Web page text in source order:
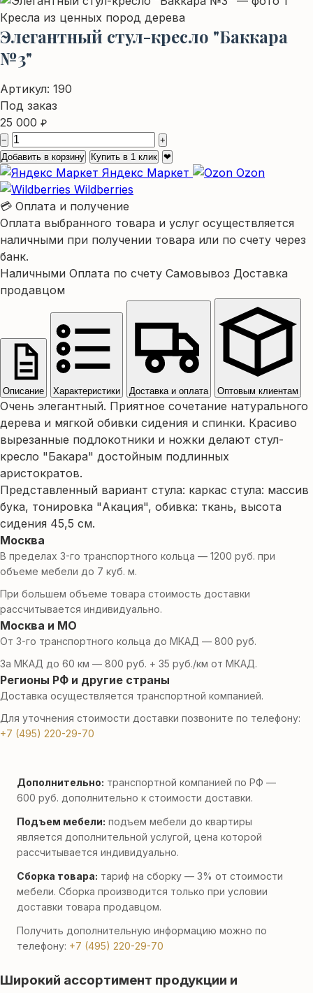
Кресла из ценных пород дерева
Элегантный стул-кресло "Баккара
№3"
Артикул: 190
Под заказ
25 000 ₽
−
+
Добавить в корзину
Купить в 1 клик ❤
Яндекс Маркет
Ozon
Wildberries
💳 Оплата и получение
Оплата выбранного товара и услуг осуществляется
наличными при получении товара или по счету через
банк.
Наличными Оплата по счету Самовывоз Доставка
продавцом
Описание Характеристики Доставка и оплата Оптовым клиентам
Очень элегантный. Приятное сочетание натурального
дерева и мягкой обивки сидения и спинки. Красиво
вырезанные подлокотники и ножки делают стул-
кресло "Бакара" достойным подлинных
аристократов.
Представленный вариант стула: каркас стула: массив
бука, тонировка "Акация", обивка: ткань, высота
сидения 45,5 см.
Москва
В пределах 3-го транспортного кольца — 1200 руб. при
объеме мебели до 7 куб. м.
При большем объеме товара стоимость доставки
рассчитывается индивидуально.
Москва и МО
От 3-го транспортного кольца до МКАД — 800 руб.
За МКАД до 60 км — 800 руб. + 35 руб./км от МКАД.
Регионы РФ и другие страны
Доставка осуществляется транспортной компанией.
Для уточнения стоимости доставки позвоните по телефону:
+7 (495) 220-29-70
Дополнительно: транспортной компанией по РФ —
600 руб. дополнительно к стоимости доставки.
Подъем мебели: подъем мебели до квартиры
является дополнительной услугой, цена которой
рассчитывается индивидуально.
Сборка товара: тариф на сборку — 3% от стоимости
мебели. Сборка производится только при условии
доставки товара продавцом.
Получить дополнительную информацию можно по
телефону: +7 (495) 220-29-70
Широкий ассортимент продукции и